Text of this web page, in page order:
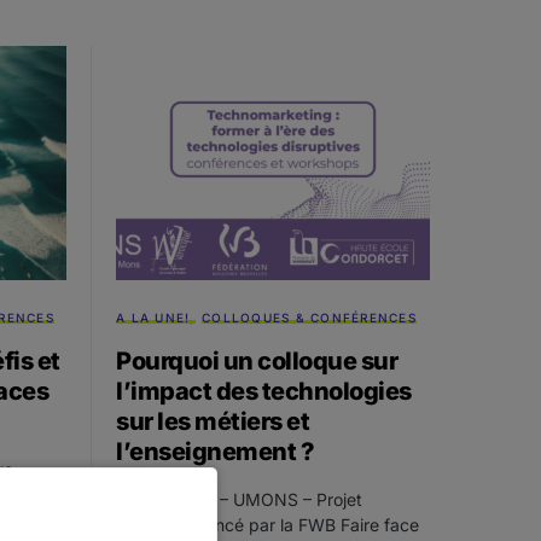
et
A LA UNE! COLLOQUES & CONFÉRENCES
Pourquoi un colloque sur
l’impact des technologies
sur les métiers et
l’enseignement ?
16 mai 2024 – UMONS – Projet
VOICEO financé par la FWB Faire face